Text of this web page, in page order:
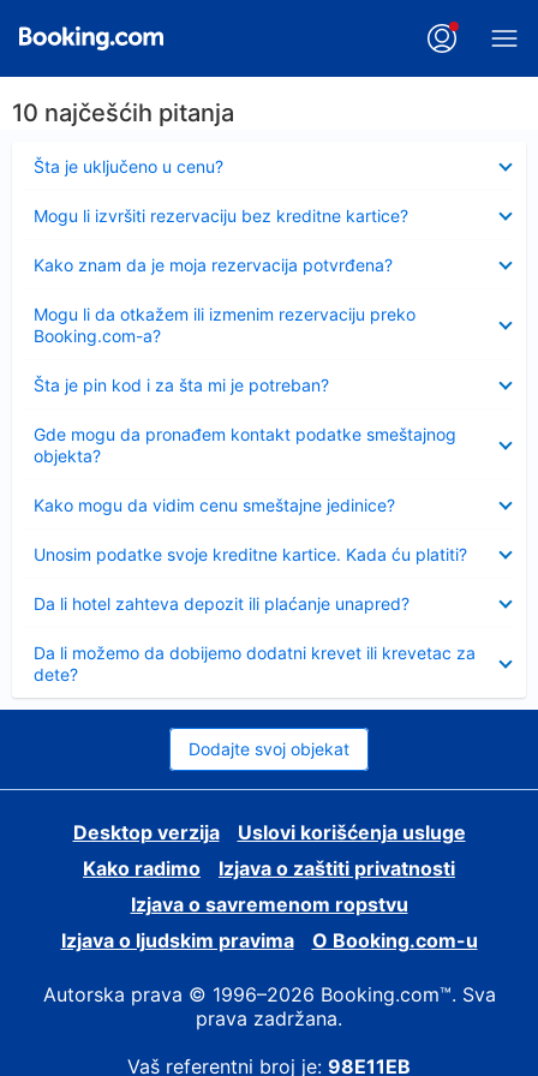
10 najčešćih pitanja
Šta je uključeno u cenu?
Sažeto
Mogu li izvršiti rezervaciju bez kreditne kartice?
Kako znam da je moja rezervacija potvrđena?
Mogu li da otkažem ili izmenim rezervaciju preko
Booking.com-a?
Šta je pin kod i za šta mi je potreban?
Sažeto
Gde mogu da pronađem kontakt podatke smeštajnog
objekta?
Kako mogu da vidim cenu smeštajne jedinice?
Unosim podatke svoje kreditne kartice. Kada ću platiti?
Da li hotel zahteva depozit ili plaćanje unapred?
Da li možemo da dobijemo dodatni krevet ili krevetac za
dete?
Dodajte svoj objekat
Desktop verzija
Uslovi korišćenja usluge
Kako radimo
Izjava o zaštiti privatnosti
Izjava o savremenom ropstvu
Izjava o ljudskim pravima
О Booking.com-u
Autorska prava © 1996–2026 Booking.com™. Sva
prava zadržana.
Vaš referentni broj je: 98E11EB